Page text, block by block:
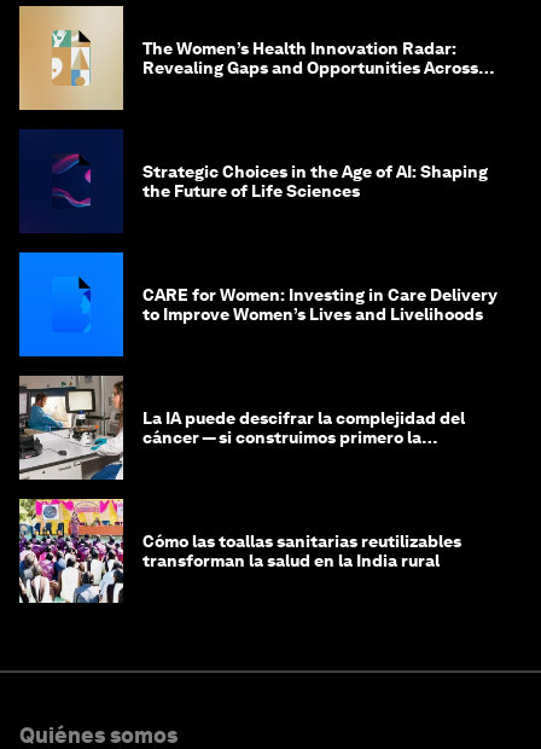
The Women’s Health Innovation Radar:
Revealing Gaps and Opportunities Across
Strategic Choices in the Age of AI: Shaping
the Future of Life Sciences
CARE for Women: Investing in Care Delivery
to Improve Women’s Lives and Livelihoods
La IA puede descifrar la complejidad del
cáncer — si construimos primero la
Cómo las toallas sanitarias reutilizables
transforman la salud en la India rural
Quiénes somos